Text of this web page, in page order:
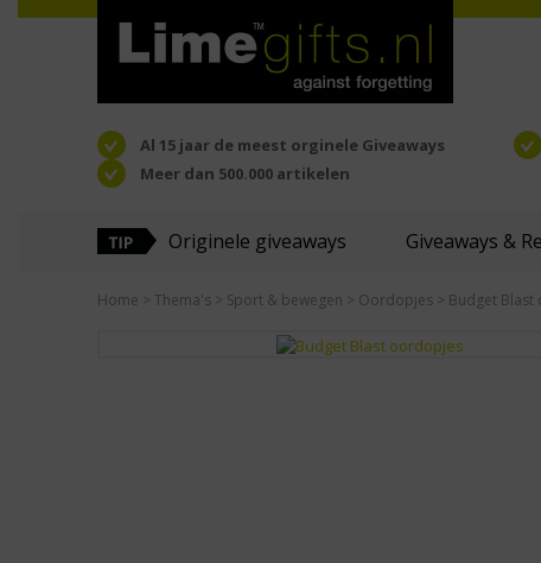
Al 15 jaar de meest orginele Giveaways
Meer dan 500.000 artikelen
Originele giveaways Giveaways &
Home > Thema's > Sport & bewegen > Oordopjes > Budget